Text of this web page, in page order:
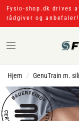
Fysio-shop.dk drives
rådgiver og anbefaler!
Hjem / GenuTrain m.